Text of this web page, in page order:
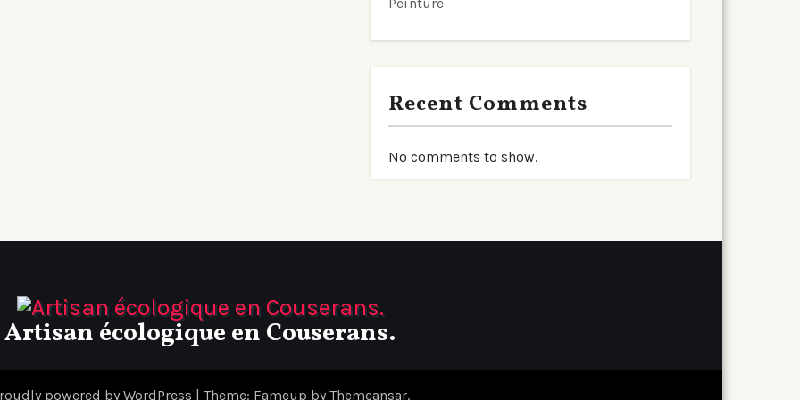
Recent Comments
No comments to show.
Artisan écologique en Couserans.
powered by WordPress | Theme: Fameup by Themeansar.